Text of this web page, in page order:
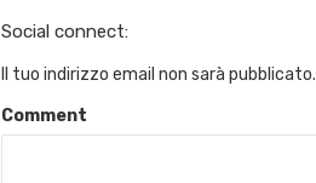
Social connect:
Il tuo indirizzo email non sarà pubblicato.
Comment